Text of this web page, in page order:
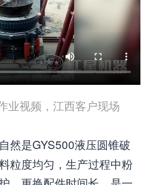
业视频，江西客户现场
然是GYS500液压圆锥破
粒度均匀，生产过程中粉